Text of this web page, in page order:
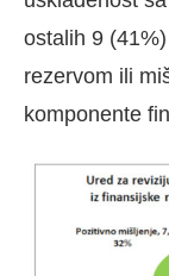
ostalih 9
rezervom ili
komponente